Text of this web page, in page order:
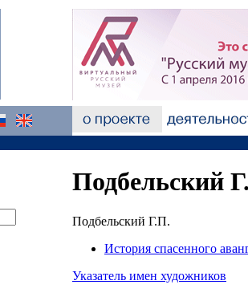
Подбельский
Подбельский Г.П.
История спасенного
Указатель имен художников